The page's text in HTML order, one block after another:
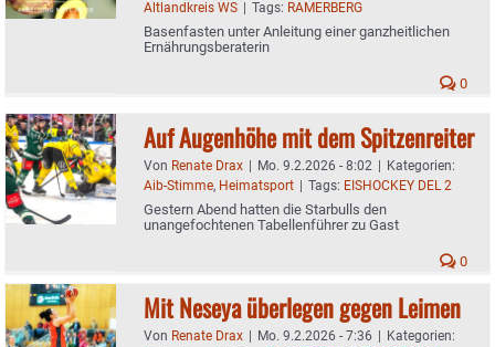
Altlandkreis WS | Tags: RAMERBERG
Basenfasten unter Anleitung einer ganzheitlichen
Ernährungsberaterin
0
Auf Augenhöhe mit dem Spitzenreiter
Von Renate Drax | Mo. 9.2.2026 - 8:02 | Kategorien:
Aib-Stimme, Heimatsport | Tags: EISHOCKEY DEL 2
Gestern Abend hatten die Starbulls den
unangefochtenen Tabellenführer zu Gast
0
Mit Neseya überlegen gegen Leimen
Von Renate Drax | Mo. 9.2.2026 - 7:36 | Kategorien: